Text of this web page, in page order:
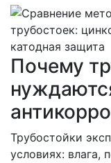
Почему
Трубостойки
условиях: влага,